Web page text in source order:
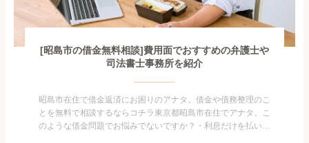
[昭島市の借金無料相談]費用面でおすすめの弁護士や
司法書士事務所を紹介
昭島市在住で借金返済にお困りのアナタ。借金や債務整理のこ
とを無料で相談するならコチラ東京都昭島市在住でアナタ。こ
のような借金問題でお悩みでないですか？・利息だけを払い続